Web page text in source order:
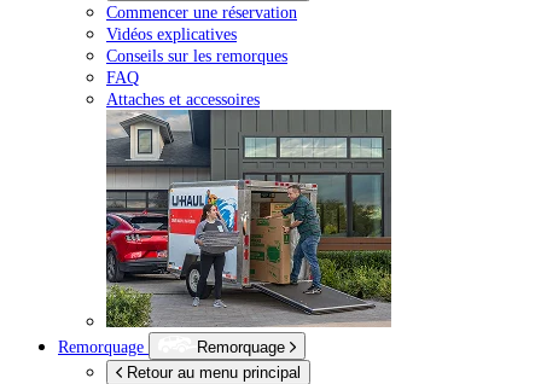
Commencer une réservation
Vidéos explicatives
Conseils sur les remorques
FAQ
Attaches et accessoires
Remorquage
Remorquage
Retour au menu principal